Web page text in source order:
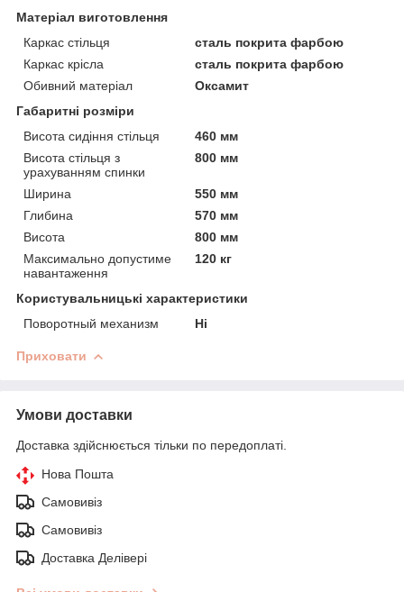
Матеріал виготовлення
Каркас стільця
сталь покрита фарбою
Каркас крісла
сталь покрита фарбою
Обивний матеріал
Оксамит
Габаритні розміри
Висота сидіння стільця
460 мм
Висота стільця з
урахуванням спинки
800 мм
Ширина
550 мм
Глибина
570 мм
Висота
800 мм
Максимально допустиме
навантаження
120 кг
Користувальницькі характеристики
Поворотный механизм
Ні
Приховати
Умови доставки
Доставка здійснюється тільки по передоплаті.
Нова Пошта
Самовивіз
Самовивіз
Доставка Делівері